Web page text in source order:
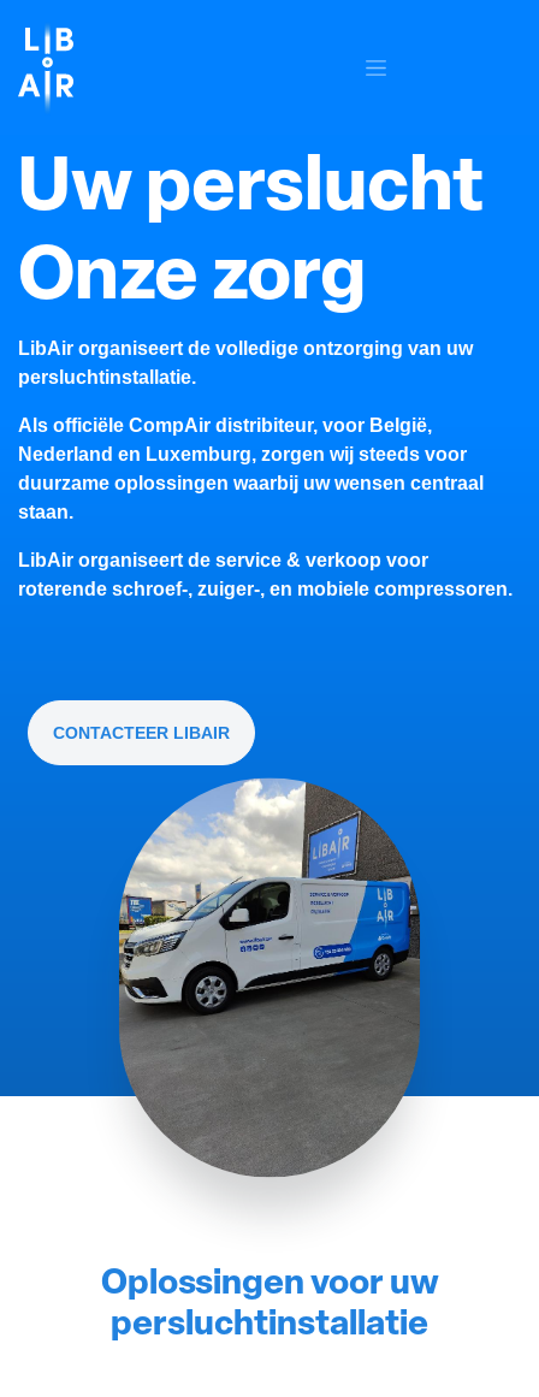
Uw perslucht
Onze zorg
LibAir organiseert de volledige ontzorging van uw
persluchtinstallatie.
Als officiële CompAir distribiteur, voor België,
Nederland en Luxemburg, zorgen wij steeds voor
duurzame oplossingen waarbij uw wensen centraal
staan.
LibAir organiseert de service & verkoop voor
roterende schroef-, zuiger-, en mobiele compressoren.
CONTACTEER LIBAIR
Oplossingen voor uw
persluchtinstallatie